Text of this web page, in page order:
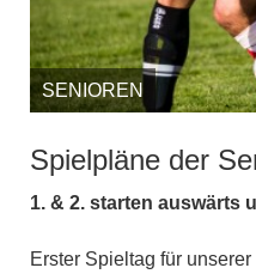
SENIOREN
Spielpläne der
1. & 2. starten auswärts
Erster Spieltag für